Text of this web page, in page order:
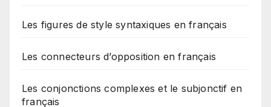
Les figures de style syntaxiques en français
Les connecteurs d’opposition en français
Les conjonctions complexes et le subjonctif en
français